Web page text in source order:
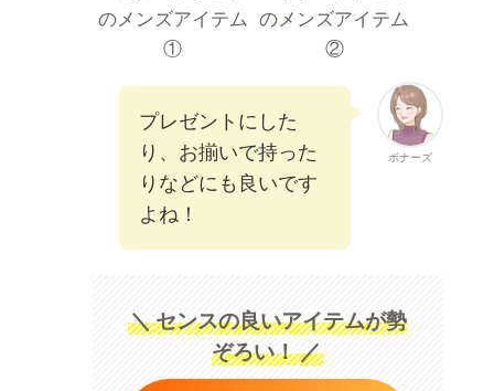
ボナーズ
プレゼントにした
り、お揃いで持った
りなどにも良いです
よね！
＼センスの良いアイテムが勢
ぞろい！／